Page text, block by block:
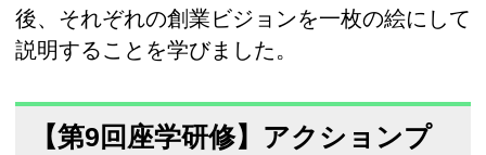
後、それぞれの創業ビジョンを一枚の絵にして
説明することを学びました。
【第9回座学研修】アクションプ